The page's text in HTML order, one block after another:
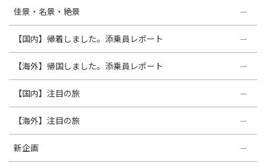
佳景・名景・絶景
【国内】帰着しました。添乗員レポート
【海外】帰国しました。添乗員レポート
【国内】注目の旅
【海外】注目の旅
新企画